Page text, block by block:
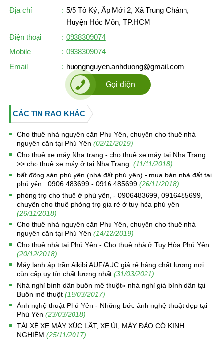
Địa chỉ
: 5/5 Tô Ký, Ấp Mới 2, Xã Trung Chánh,
Huyện Hóc Môn, TP.HCM
Điện thoại
: 0938309074
Mobile
: 0938309074
Email
: huongnguyen.anhduong@gmail.com
Gọi điện
CÁC TIN RAO KHÁC
Cho thuê nhà nguyên căn Phú Yên, chuyên cho thuê nhà
nguyên căn tại Phú Yên (02/11/2019)
Cho thuê xe máy Nha trang - cho thuê xe máy tại Nha Trang
>> cho thuê xe máy ở tại Nha Trang. (11/11/2018)
bất động sản phú yên (nhà đất phú yên) - mua bán nhà đất tại
phú yên : 0906 483699 - 0916 485699 (26/11/2018)
phòng trọ cho thuê ở phú yên, - 0906483699, 0916485699,
chuyên cho thuê phòng trọ giá rẻ ở tuy hòa phú yên
(26/11/2018)
Cho thuê nhà nguyên căn Phú Yên, chuyên cho thuê nhà
nguyên căn tại Phú Yên (14/12/2019)
Cho thuê nhà tại Phú Yên - Cho thuê nhà ở Tuy Hòa Phú Yên.
(20/12/2018)
Máy lạnh áp trần Aikibi AUF/AUC giá rẻ hàng chất lượng nơi
cùn cấp uy tín chất lượng nhất (31/03/2021)
Nhà nghỉ bình dân buôn mê thuột» nhà nghỉ giá bình dân tại
Buôn mê thuột (19/03/2017)
Ảnh nghệ thuật Phú Yên - Những bức ảnh nghệ thuật đẹp tại
Phú Yên (23/03/2018)
TÀI XẾ XE MÁY XÚC LẬT, XE ỦI, MÁY ĐÀO CÓ KINH
NGHIỆM (25/11/2017)